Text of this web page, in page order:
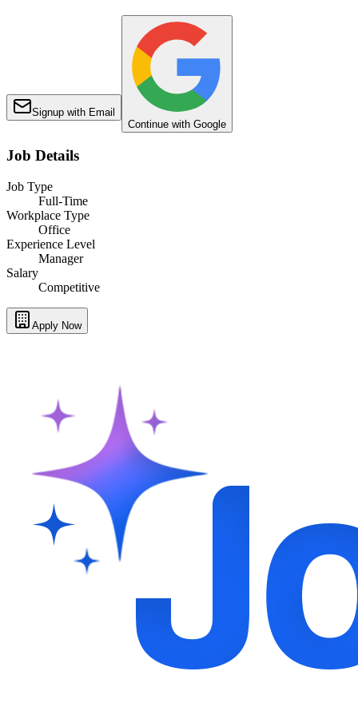
Signup with Email
Continue with Google
Job Details
Job Type
Full-Time
Workplace Type
Office
Experience Level
Manager
Salary
Competitive
Apply Now